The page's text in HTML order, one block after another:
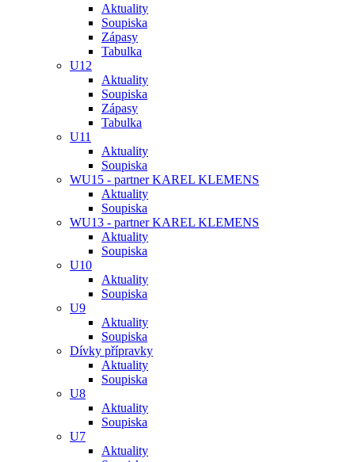
Aktuality
Soupiska
Zápasy
Tabulka
U12
Aktuality
Soupiska
Zápasy
Tabulka
U11
Aktuality
Soupiska
WU15 - partner KAREL KLEMENS
Aktuality
Soupiska
WU13 - partner KAREL KLEMENS
Aktuality
Soupiska
U10
Aktuality
Soupiska
U9
Aktuality
Soupiska
Dívky přípravky
Aktuality
Soupiska
U8
Aktuality
Soupiska
U7
Aktuality